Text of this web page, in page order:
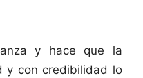
y hace que la
y con credibilidad lo